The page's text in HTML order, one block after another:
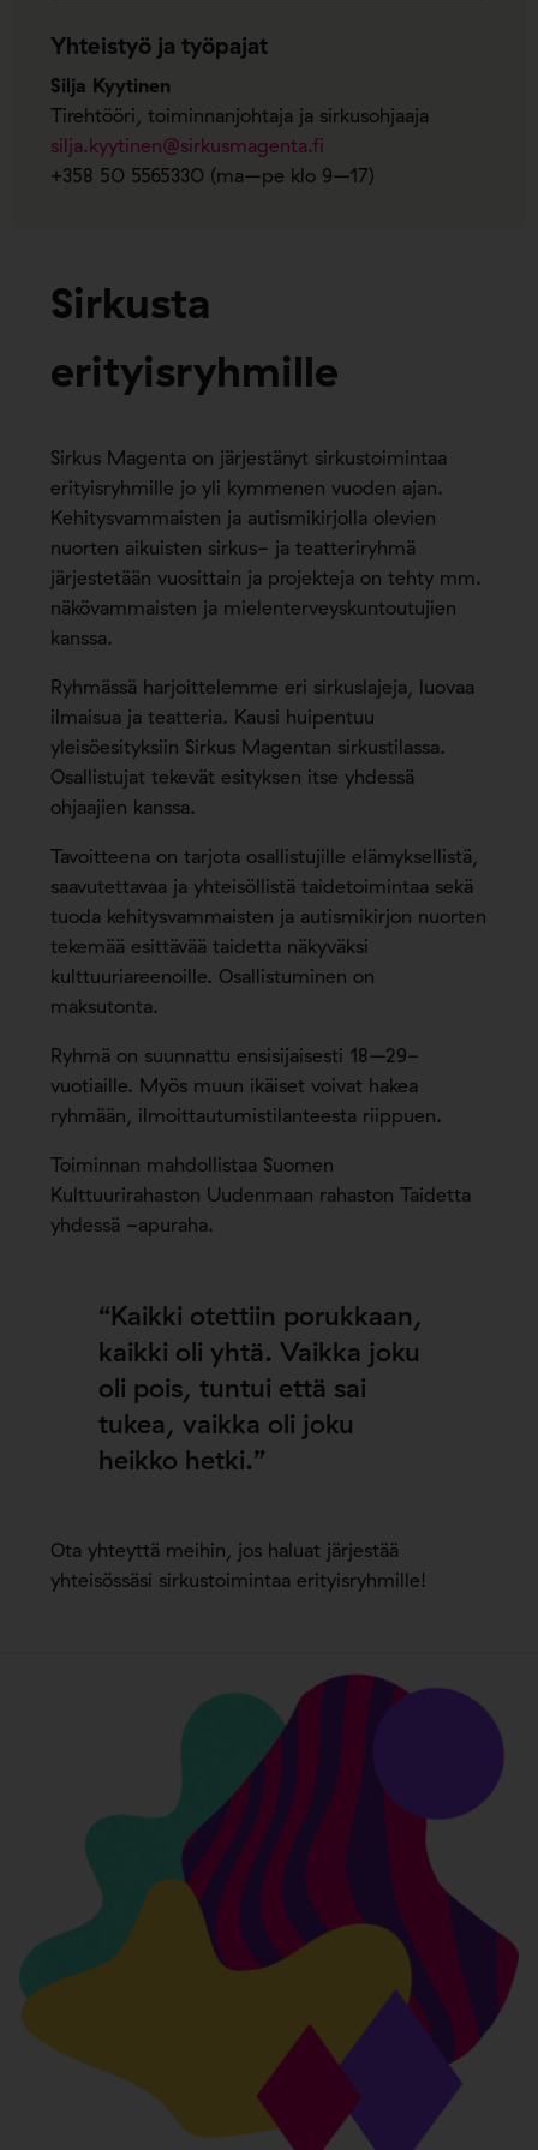
Yhteistyö ja työpajat
Silja Kyytinen
Tirehtööri, toiminnanjohtaja ja sirkusohjaaja
silja.kyytinen@sirkusmagenta.fi
+358 50 5565330 (ma–pe klo 9–17)
Sirkusta
erityisryhmille
Sirkus Magenta on järjestänyt sirkustoimintaa
erityisryhmille jo yli kymmenen vuoden ajan.
Kehitysvammaisten ja autismikirjolla olevien
nuorten aikuisten sirkus- ja teatteriryhmä
järjestetään vuosittain ja projekteja on tehty mm.
näkövammaisten ja mielenterveyskuntoutujien
kanssa.
Ryhmässä harjoittelemme eri sirkuslajeja, luovaa
ilmaisua ja teatteria. Kausi huipentuu
yleisöesityksiin Sirkus Magentan sirkustilassa.
Osallistujat tekevät esityksen itse yhdessä
ohjaajien kanssa.
Tavoitteena on tarjota osallistujille elämyksellistä,
saavutettavaa ja yhteisöllistä taidetoimintaa sekä
tuoda kehitysvammaisten ja autismikirjon nuorten
tekemää esittävää taidetta näkyväksi
kulttuuriareenoille. Osallistuminen on
maksutonta.
Ryhmä on suunnattu ensisijaisesti 18–29-
vuotiaille. Myös muun ikäiset voivat hakea
ryhmään, ilmoittautumistilanteesta riippuen.
Toiminnan mahdollistaa Suomen
Kulttuurirahaston Uudenmaan rahaston Taidetta
yhdessä -apuraha.
“Kaikki otettiin porukkaan,
kaikki oli yhtä. Vaikka joku
oli pois, tuntui että sai
tukea, vaikka oli joku
heikko hetki.”
Ota yhteyttä meihin, jos haluat järjestää
yhteisössäsi sirkustoimintaa erityisryhmille!